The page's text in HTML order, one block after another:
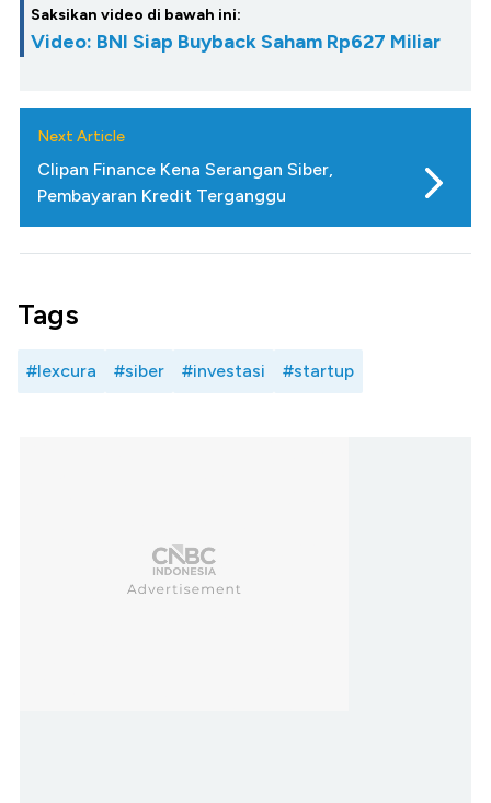
Saksikan video di bawah ini:
Video: BNI Siap Buyback Saham Rp627 Miliar
Next Article
Clipan Finance Kena Serangan Siber,
Pembayaran Kredit Terganggu
Tags
#lexcura #siber #investasi #startup